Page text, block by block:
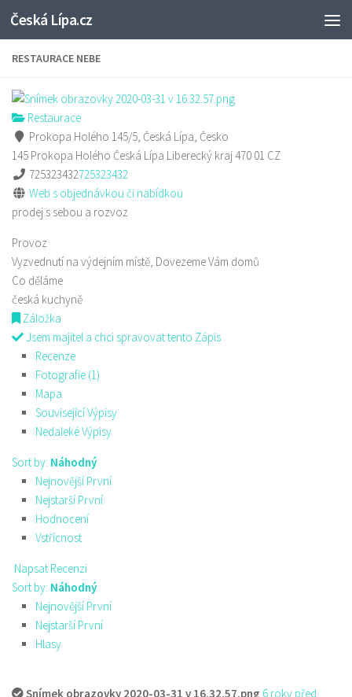
Skip to content
Česká Lípa.cz
RESTAURACE NEBE
Restaurace
Prokopa Holého 145/5, Česká Lípa, Česko
145 Prokopa Holého Česká Lípa Liberecký kraj470 01 CZ
725323432725323432
Web s objednávkou či nabídkou
prodej s sebou a rozvoz
Provoz
Vyzvednutí na výdejním místě, Dovezeme Vám domů
Co děláme
česká kuchyně
Záložka
Jsem majitel a chci spravovat tento Zápis
Recenze
Fotografie (1)
Mapa
Související Výpisy
Nedaleké Výpisy
Sort by: Náhodný
Nejnovější První
Nejstarší První
Hodnocení
Vstřícnost
Napsat Recenzi
Sort by: Náhodný
Nejnovější První
Nejstarší První
Hlasy
Snímek obrazovky 2020-03-31 v 16.32.57.png 6 roky před